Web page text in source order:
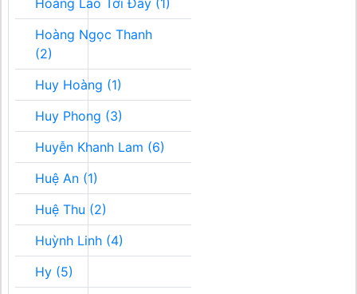
Hoàng Lão Tới Đây (1)
Hoàng Ngọc Thanh
(2)
Huy Hoàng (1)
Huy Phong (3)
Huyễn Khanh Lam (6)
Huệ An (1)
Huệ Thu (2)
Huỳnh Linh (4)
Hy (5)